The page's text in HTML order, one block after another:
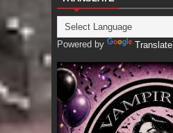
Powered by Translate